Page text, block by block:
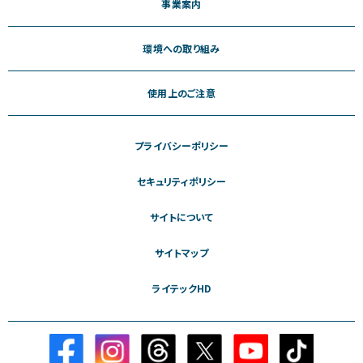
事業案内
環境への取り組み
使用上のご注意
プライバシーポリシー
セキュリティポリシー
サイトについて
サイトマップ
ライテックHD